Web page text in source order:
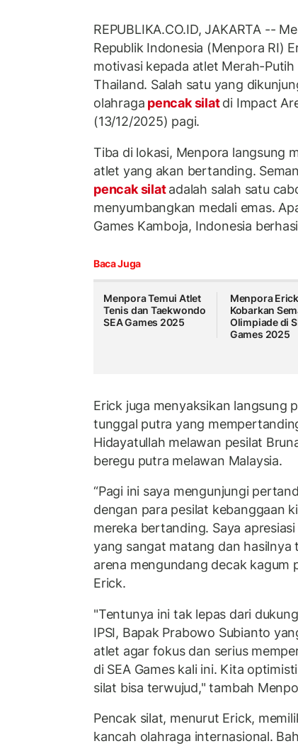
REPUBLIKA.CO.ID, JAKARTA --
Republik Indonesia (Menpora RI)
motivasi kepada atlet Merah-Putih
Thailand. Salah satu yang
olahraga pencak silatdi Impact
(13/12/2025) pagi.
Tiba di lokasi, Menpora langsung
atlet yang akan bertanding.
pencak silatadalah salah satu
menyumbangkan medali emas.
Games Kamboja, Indonesia
Baca Juga
Menpora Temui Atlet
Tenis dan Taekwondo
SEA Games 2025
Menpora
Kobarkan
Olimpiade di
Games 2025
Erick juga menyaksikan langsung
tunggal putra yang
Hidayatullah melawan pesilat
beregu putra melawan Malaysia.
“Pagi ini saya mengunjungi
dengan para pesilat kebanggaan
mereka bertanding. Saya
yang sangat matang dan hasilnya
arena mengundang decak kagum
Erick.
"Tentunya ini tak lepas dari
IPSI, Bapak Prabowo Subianto
atlet agar fokus dan serius
di SEA Games kali ini. Kita
silat bisa terwujud," tambah
Pencak silat, menurut Erick,
kancah olahraga internasional.